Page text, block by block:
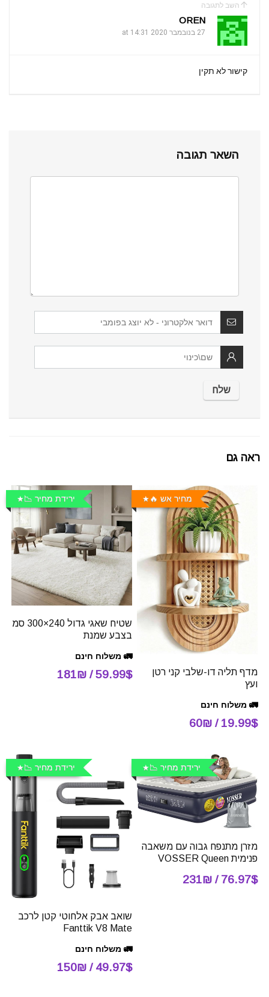
השב לתגובה
OREN
27 בנובמבר 2020 at 14:31
קישור לא תקין
השאר תגובה
ראה גם
מחיר אש 🔥
מדף תליה דו-שלבי קני רטן
ועץ
🚛 משלוח חינם
19.99$ / 60₪
ירידת מחיר 📉
שטיח שאגי גדול 240×300 סמ
בצבע שמנת
🚛 משלוח חינם
59.99$ / 181₪
ירידת מחיר 📉
מזרן מתנפח גבוה עם משאבה
פנימית VOSSER Queen
76.97$ / 231₪
ירידת מחיר 📉
שואב אבק אלחוטי קטן לרכב
Fanttik V8 Mate
🚛 משלוח חינם
49.97$ / 150₪